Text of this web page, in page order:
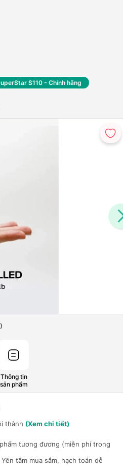
S110 - Chính hãng
)
Thông tin
sản phẩm
thành (Xem chi tiết)
tương đương (miễn phí trong
tâm mua sắm, hạch toán dễ